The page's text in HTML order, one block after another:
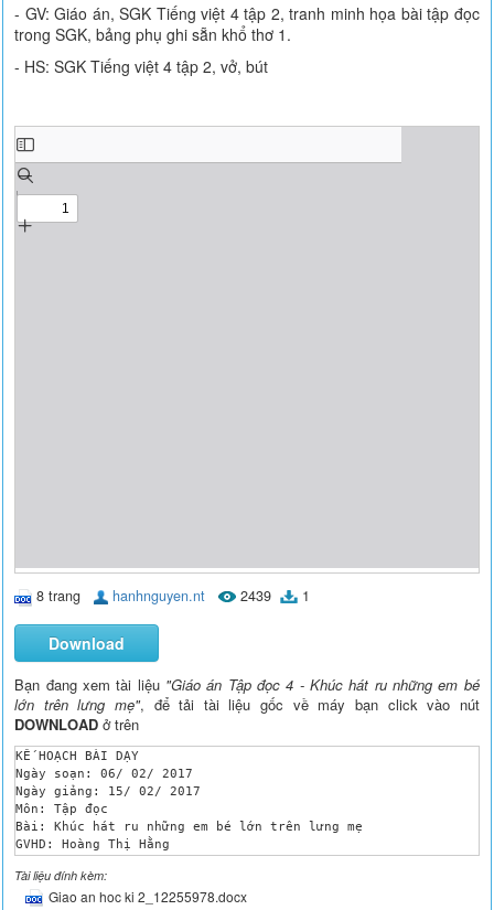
- GV: Giáo án, SGK Tiếng việt 4 tập 2, tranh minh họa bài tập đọc
trong SGK, bảng phụ ghi sẵn khổ thơ 1.
- HS: SGK Tiếng việt 4 tập 2, vở, bút
8 trang hanhnguyen.nt 2439 1
Download
Bạn đang xem tài liệu "Giáo án Tập đọc 4 - Khúc hát ru những em bé
lớn trên lưng mẹ", để tải tài liệu gốc về máy bạn click vào nút
DOWNLOAD ở trên
KẾ HOẠCH BÀI DẠY
Ngày soạn: 06/ 02/ 2017
Ngày giảng: 15/ 02/ 2017
Môn: Tập đọc
Bài: Khúc hát ru những em bé lớn trên lưng mẹ
GVHD: Hoàng Thị Hằng
Họ tên SV: Đinh Thị Luyến
Lớp dạy: 4/4
TẬP ĐỌC
Tài liệu đính kèm:
Giao an hoc ki 2_12255978.docx